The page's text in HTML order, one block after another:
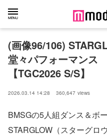
(画像96/106)
堂々パフォーマンス
【TGC2026 S/S】
2026.03.14 14:28 360,647 views
BMSGの5人組ダンス＆ボ
STARGLOW（スターグロ